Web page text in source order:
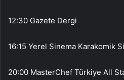
12:30 Gazete Dergi
16:15 Yerel Sinema Karakomik
20:00 MasterChef Türkiye All